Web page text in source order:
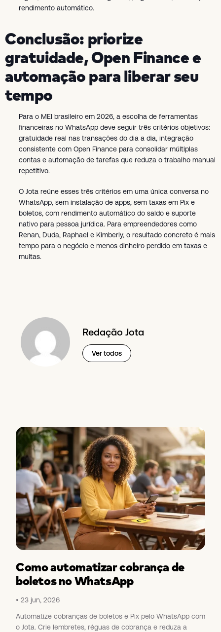
rendimento automático.
Conclusão: priorize
gratuidade, Open Finance e
automação para liberar seu
tempo
Para o MEI brasileiro em 2026, a escolha de ferramentas
financeiras no WhatsApp deve seguir três critérios objetivos:
gratuidade real nas transações do dia a dia, integração
consistente com Open Finance para consolidar múltiplas
contas e automação de tarefas que reduza o trabalho manual
repetitivo.
O Jota reúne esses três critérios em uma única conversa no
WhatsApp, sem instalação de apps, sem taxas em Pix e
boletos, com rendimento automático do saldo e suporte
nativo para pessoa jurídica. Para empreendedores como
Renan, Duda, Raphael e Kimberly, o resultado concreto é mais
tempo para o negócio e menos dinheiro perdido em taxas e
multas.
Redação Jota
Ver todos
Como automatizar cobrança de
boletos no WhatsApp
23 jun, 2026
Automatize cobranças de boletos e Pix pelo WhatsApp com
o Jota. Crie lembretes, réguas de cobrança e reduza a